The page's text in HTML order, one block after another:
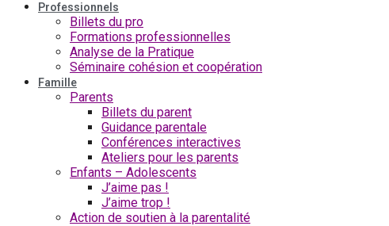
Professionnels
Billets du pro
Formations professionnelles
Analyse de la Pratique
Séminaire cohésion et coopération
Famille
Parents
Billets du parent
Guidance parentale
Conférences interactives
Ateliers pour les parents
Enfants – Adolescents
J’aime pas !
J’aime trop !
Action de soutien à la parentalité